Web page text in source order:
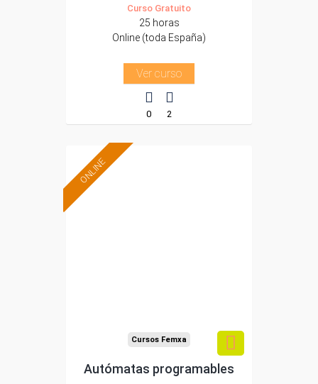
Curso Gratuito
25 horas
Online (toda España)
Ver curso
0 2
ONLINE
Cursos Femxa
Autómatas programables